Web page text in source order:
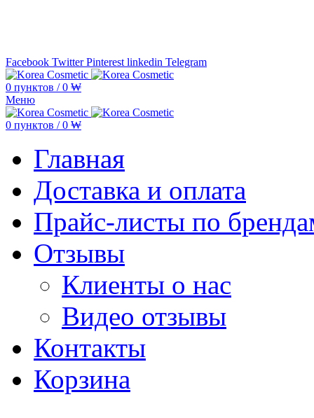
Facebook Twitter Pinterest linkedin Telegram
0 пунктов / 0 ₩
Меню
0 пунктов / 0 ₩
Главная
Доставка и оплата
Прайс-листы по
Отзывы
Клиенты о нас
Видео отзывы
Контакты
Корзина